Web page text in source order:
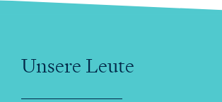
Unsere Leute